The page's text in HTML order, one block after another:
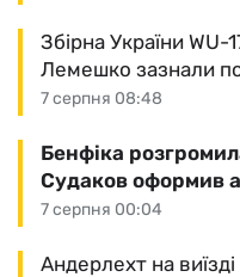
7 серпня 08:48
Збірна України WU-
Лемешко зазнали
7 серпня 00:04
Бенфіка
Судаков оформив
Андерлехт на